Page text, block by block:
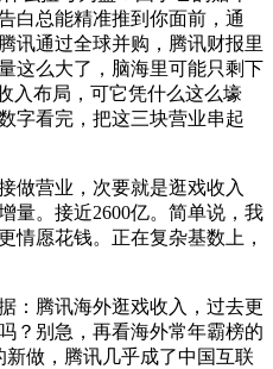
白总能精准推到你面前，通
讯通过全球并购，腾讯财报里
这么大了，脑海里可能只剩下
入布局，可它凭什么这么壕
字看完，把这三块营业串起
营业，次要就是逛戏收入
量。接近2600亿。简单说，我
情愿花钱。正在复杂基数上，
腾讯海外逛戏收入，过去更
？别急，再看海外常年霸榜的
新做，腾讯几乎成了中国互联